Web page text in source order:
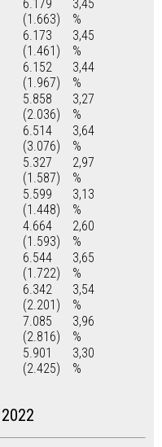
6.179
(1.663)
3,45
%
6.173
(1.461)
3,45
%
6.152
(1.967)
3,44
%
5.858
(2.036)
3,27
%
6.514
(3.076)
3,64
%
5.327
(1.587)
2,97
%
5.599
(1.448)
3,13
%
4.664
(1.593)
2,60
%
6.544
(1.722)
3,65
%
6.342
(2.201)
3,54
%
7.085
(2.816)
3,96
%
5.901
(2.425)
3,30
%